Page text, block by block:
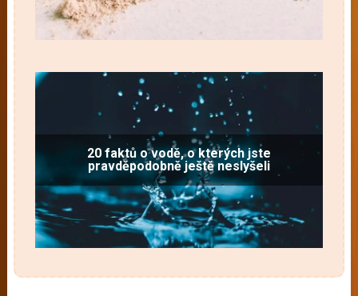
20 faktů o vodě, o kterých jste
pravděpodobně ještě neslyšeli